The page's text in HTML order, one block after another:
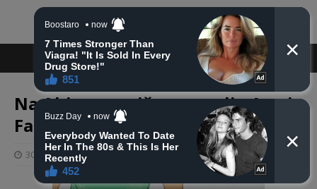
Na Ahiret tragično preselio Asmir
Fafulović
30 svibnja, 2025 haberhana